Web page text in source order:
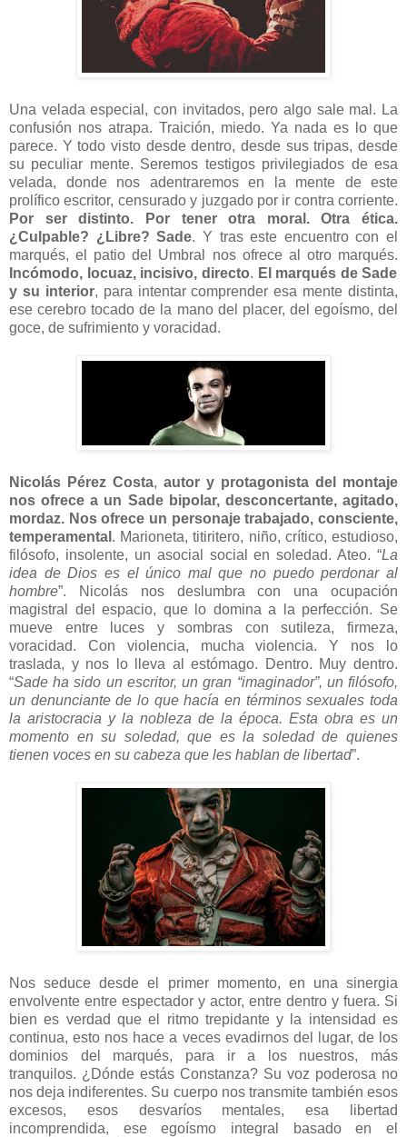
Una velada especial, con invitados, pero algo sale mal. La
confusión nos atrapa. Traición, miedo. Ya nada es lo que
parece. Y todo visto desde dentro, desde sus tripas, desde
su peculiar mente. Seremos testigos privilegiados de esa
velada, donde nos adentraremos en la mente de este
prolífico escritor, censurado y juzgado por ir contra corriente.
Por ser distinto. Por tener otra moral. Otra ética.
¿Culpable? ¿Libre? Sade. Y tras este encuentro con el
marqués, el patio del Umbral nos ofrece al otro marqués.
Incómodo, locuaz, incisivo, directo. El marqués de Sade
y su interior, para intentar comprender esa mente distinta,
ese cerebro tocado de la mano del placer, del egoísmo, del
goce, de sufrimiento y voracidad.
Nicolás Pérez Costa, autor y protagonista del montaje
nos ofrece a un Sade bipolar, desconcertante, agitado,
mordaz. Nos ofrece un personaje trabajado, consciente,
temperamental . Marioneta, titiritero, niño, crítico, estudioso,
filósofo, insolente, un asocial social en soledad. Ateo. “La
idea de Dios es el único mal que no puedo perdonar al
hombre”. Nicolás nos deslumbra con una ocupación
magistral del espacio, que lo domina a la perfección. Se
mueve entre luces y sombras con sutileza, firmeza,
voracidad. Con violencia, mucha violencia. Y nos lo
traslada, y nos lo lleva al estómago. Dentro. Muy dentro.
“Sade ha sido un escritor, un gran “imaginador”, un filósofo,
un denunciante de lo que hacía en términos sexuales toda
la aristocracia y la nobleza de la época. Esta obra es un
momento en su soledad, que es la soledad de quienes
tienen voces en su cabeza que les hablan de libertad”.
Nos seduce desde el primer momento, en una sinergia
envolvente entre espectador y actor, entre dentro y fuera. Si
bien es verdad que el ritmo trepidante y la intensidad es
continua, esto nos hace a veces evadirnos del lugar, de los
dominios del marqués, para ir a los nuestros, más
tranquilos. ¿Dónde estás Constanza? Su voz poderosa no
nos deja indiferentes. Su cuerpo nos transmite también esos
excesos, esos desvaríos mentales, esa libertad
incomprendida, ese egoísmo integral basado en el